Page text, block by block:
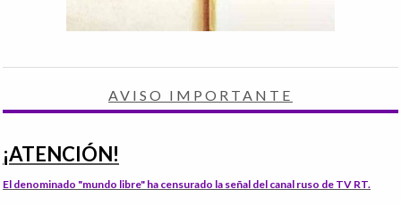
AVISO IMPORTANTE
¡ATENCIÓN!
El denominado "mundo libre" ha censurado la señal del canal ruso de TV RT.